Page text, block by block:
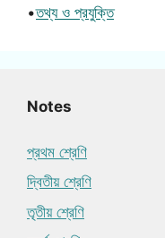
•তথ্য ও প্রযুক্তি
Notes
প্রথম শ্রেণি
দ্বিতীয় শ্রেণি
তৃতীয় শ্রেণি